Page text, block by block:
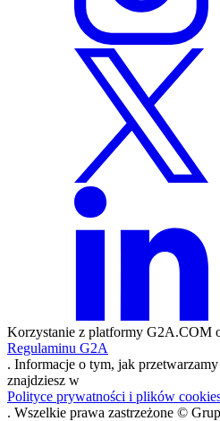
Korzystanie z platformy G2A.COM
Regulaminu G2A
. Informacje o tym, jak
znajdziesz w
Polityce prywatności i plików
. Wszelkie prawa zastrzeżone ©